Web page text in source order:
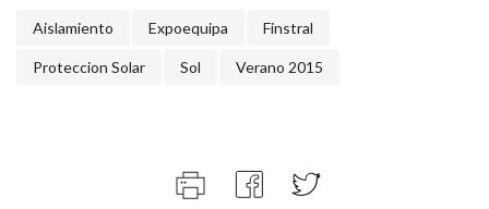
Aislamiento Expoequipa Finstral
Proteccion Solar Sol Verano 2015